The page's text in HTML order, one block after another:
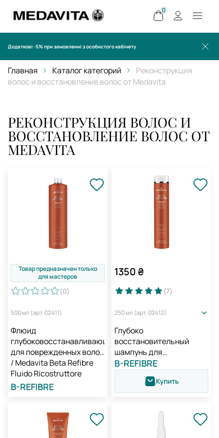
0
Додаткові -5% при замовленні з особистого кабінету
Главная Каталог категорий
Реконструкция
волос и восстановление волос от Medavita
РЕКОНСТРУКЦИЯ ВОЛОС И
ВОССТАНОВЛЕНИЕ ВОЛОС ОТ
MEDAVITA
Товар предназначен только
для мастеров
(0)
500 мл (арт. 02411)
Флюид
глубоковосстанавливающий
для поврежденных волос
/ Medavita Beta Refibre
Fluido Ricostruttore
B-REFIBRE
1350₴
(7)
250 мл (арт. 02412)
Глубоко
восстановительный
шампунь для
поврежденных волос /
Medavita Beta Refibre
Reconstructive Shampoo
B-REFIBRE
Купить